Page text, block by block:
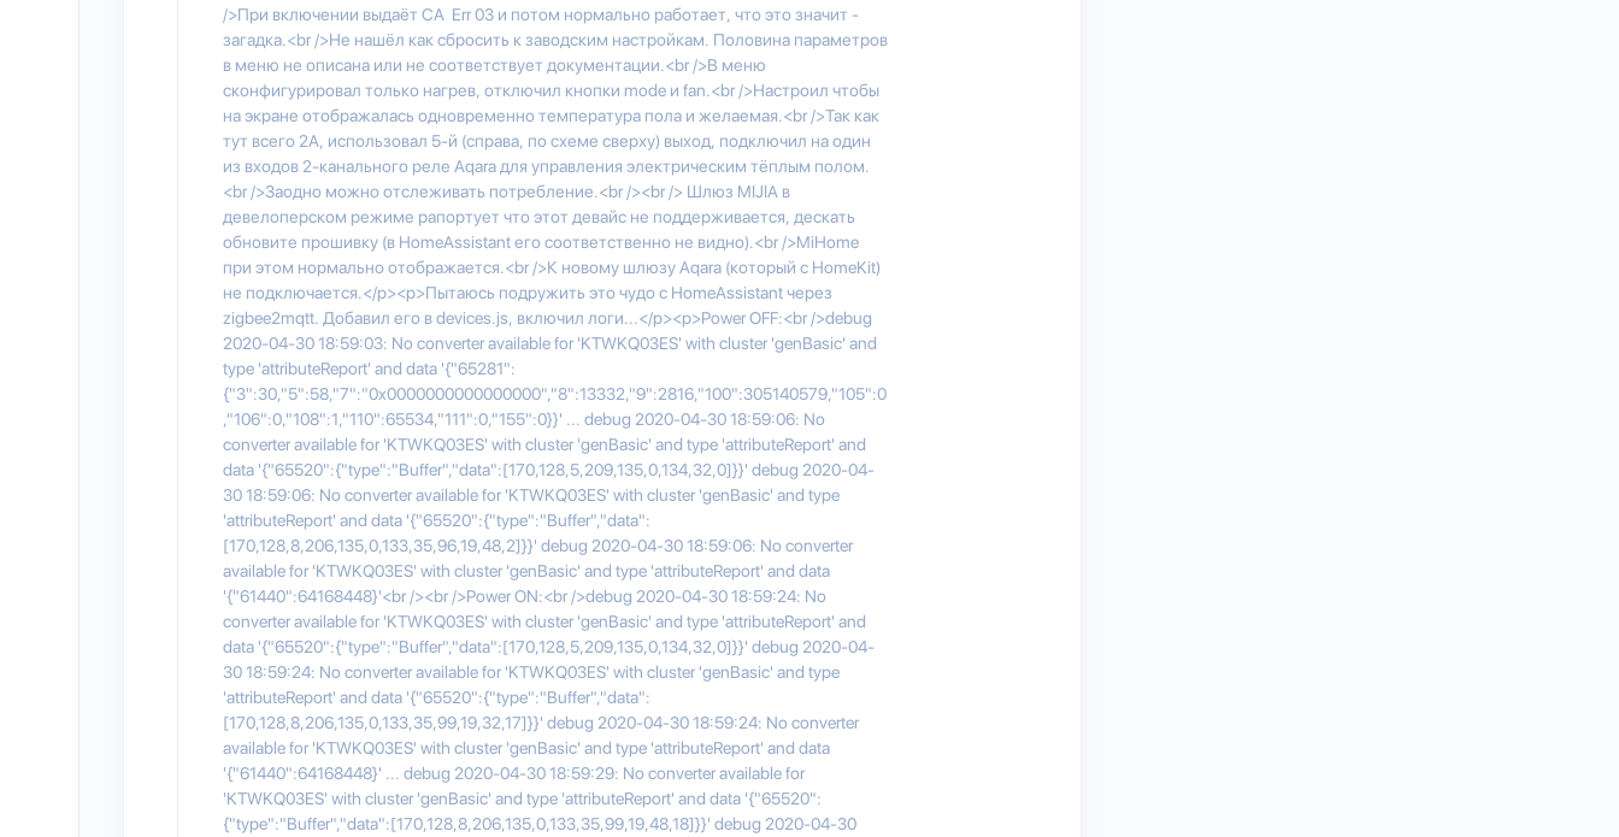
/>При включении выдаёт CA Err 03 и потом нормально работает, что это значит -
загадка.<br />Не нашёл как сбросить к заводским настройкам. Половина параметров
в меню не описана или не соответствует документации.<br />В меню
сконфигурировал только нагрев, отключил кнопки mode и fan.<br />Настроил чтобы
на экране отображалась одновременно температура пола и желаемая.<br />Так как
тут всего 2А, использовал 5-й (справа, по схеме сверху) выход, подключил на один
из входов 2-канального реле Aqara для управления электрическим тёплым полом.
<br />Заодно можно отслеживать потребление.<br /><br /> Шлюз MIJIA в
девелоперском режиме рапортует что этот девайс не поддерживается, дескать
обновите прошивку (в HomeAssistant его соответственно не видно).<br />MiHome
при этом нормально отображается.<br />К новому шлюзу Aqara (который с HomeKit)
не подключается.</p><p>Пытаюсь подружить это чудо с HomeAssistant через
zigbee2mqtt. Добавил его в devices.js, включил логи...</p><p>Power OFF:<br />debug
2020-04-30 18:59:03: No converter available for 'KTWKQ03ES' with cluster 'genBasic' and
type 'attributeReport' and data '{"65281":
{"3":30,"5":58,"7":"0x0000000000000000","8":13332,"9":2816,"100":305140579,"105":0
,"106":0,"108":1,"110":65534,"111":0,"155":0}}' ... debug 2020-04-30 18:59:06: No
converter available for 'KTWKQ03ES' with cluster 'genBasic' and type 'attributeReport' and
data '{"65520":{"type":"Buffer","data":[170,128,5,209,135,0,134,32,0]}}' debug 2020-04-
30 18:59:06: No converter available for 'KTWKQ03ES' with cluster 'genBasic' and type
'attributeReport' and data '{"65520":{"type":"Buffer","data":
[170,128,8,206,135,0,133,35,96,19,48,2]}}' debug 2020-04-30 18:59:06: No converter
available for 'KTWKQ03ES' with cluster 'genBasic' and type 'attributeReport' and data
'{"61440":64168448}'<br /><br />Power ON:<br />debug 2020-04-30 18:59:24: No
converter available for 'KTWKQ03ES' with cluster 'genBasic' and type 'attributeReport' and
data '{"65520":{"type":"Buffer","data":[170,128,5,209,135,0,134,32,0]}}' debug 2020-04-
30 18:59:24: No converter available for 'KTWKQ03ES' with cluster 'genBasic' and type
'attributeReport' and data '{"65520":{"type":"Buffer","data":
[170,128,8,206,135,0,133,35,99,19,32,17]}}' debug 2020-04-30 18:59:24: No converter
available for 'KTWKQ03ES' with cluster 'genBasic' and type 'attributeReport' and data
'{"61440":64168448}' ... debug 2020-04-30 18:59:29: No converter available for
'KTWKQ03ES' with cluster 'genBasic' and type 'attributeReport' and data '{"65520":
{"type":"Buffer","data":[170,128,8,206,135,0,133,35,99,19,48,18]}}' debug 2020-04-30